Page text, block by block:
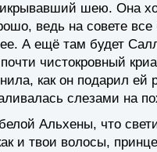
шею. Она
ведь на совете все
А ещё там будет
чистокровный
как он подарил ей
слезами на
Альхены, что
и твои волосы,